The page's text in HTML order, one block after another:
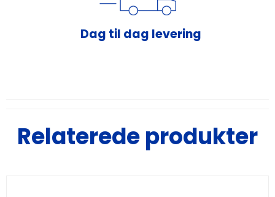
Dag til dag levering
Relaterede produkter